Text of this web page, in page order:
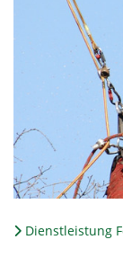
Dienstleistung